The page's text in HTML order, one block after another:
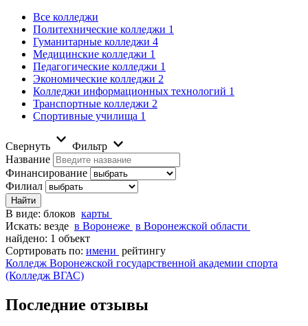
Все колледжи
Политехнические колледжи 1
Гуманитарные колледжи 4
Медицинские колледжи 1
Педагогические колледжи 1
Экономические колледжи 2
Колледжи информационных технологий 1
Транспортные колледжи 2
Спортивные училища 1
Свернуть
Фильтр
Название
Финансирование
Филиал
В виде: блоков карты
Искать: везде в Воронеже в Воронежской области
найдено: 1 объект
Сортировать по: имени рейтингу
Колледж Воронежской государственной академии спорта
(Колледж ВГАС)
Последние отзывы